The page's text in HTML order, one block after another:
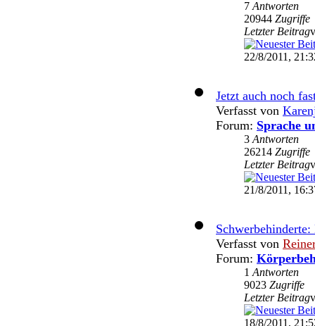
7 Antworten
20944 Zugriffe
Letzter Beitrag
22/8/2011,
Jetzt auch noch
Verfasst von
Forum: Sprache
3 Antworten
26214 Zugriffe
Letzter Beitrag
21/8/2011,
Verfasst von
Forum:
1 Antworten
9023 Zugriffe
Letzter Beitrag
18/8/2011,